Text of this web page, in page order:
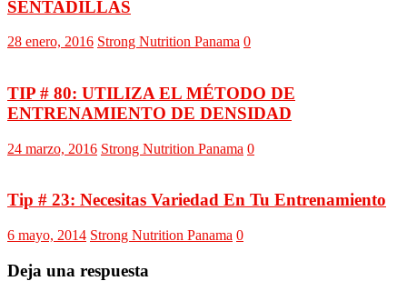
SENTADILLAS
28 enero, 2016 Strong Nutrition Panama 0
TIP # 80: UTILIZA EL MÉTODO DE
ENTRENAMIENTO DE DENSIDAD
24 marzo, 2016 Strong Nutrition Panama 0
Tip # 23: Necesitas Variedad En Tu Entrenamiento
6 mayo, 2014 Strong Nutrition Panama 0
Deja una respuesta